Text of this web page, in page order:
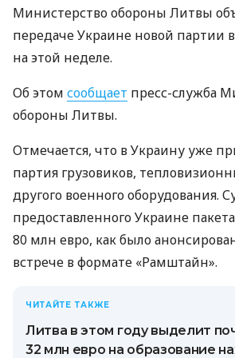
Министерство обороны Литвы
передаче Украине новой партии
на этой неделе.
Об этом сообщает пресс-служба
обороны Литвы.
Отмечается, что в Украину уже
партия грузовиков,
другого военного оборудования.
предоставленного Украине пакета
80 млн евро, как было
встрече в формате «Рамштайн».
ЧИТАЙТЕ ТАКЖЕ
Литва в этом году выделит
32 млн евро на образование